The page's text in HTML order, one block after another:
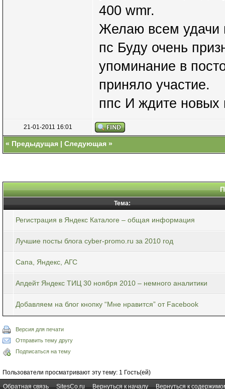
400 wmr.
Желаю всем удачи
пс Буду очень
упоминание в
приняло участие.
ппс И ждите новых
21-01-2011 16:01
« Предыдущая | Следующая »
Тема:
Регистрация в Яндекс Каталоге – общая информация
Лучшие посты блога cyber-promo.ru за 2010 год
Сапа, Яндекс, АГС
Апдейт Яндекс ТИЦ 30 ноября 2010 – немного аналитики
Добавляем на блог кнопку “Мне нравится” от Facebook
Версия для печати
Отправить тему другу
Подписаться на тему
Пользователи просматривают эту тему: 1 Гость(ей)
Обратная связь
SitesCo.ru Вернуться к началу Вернуться к